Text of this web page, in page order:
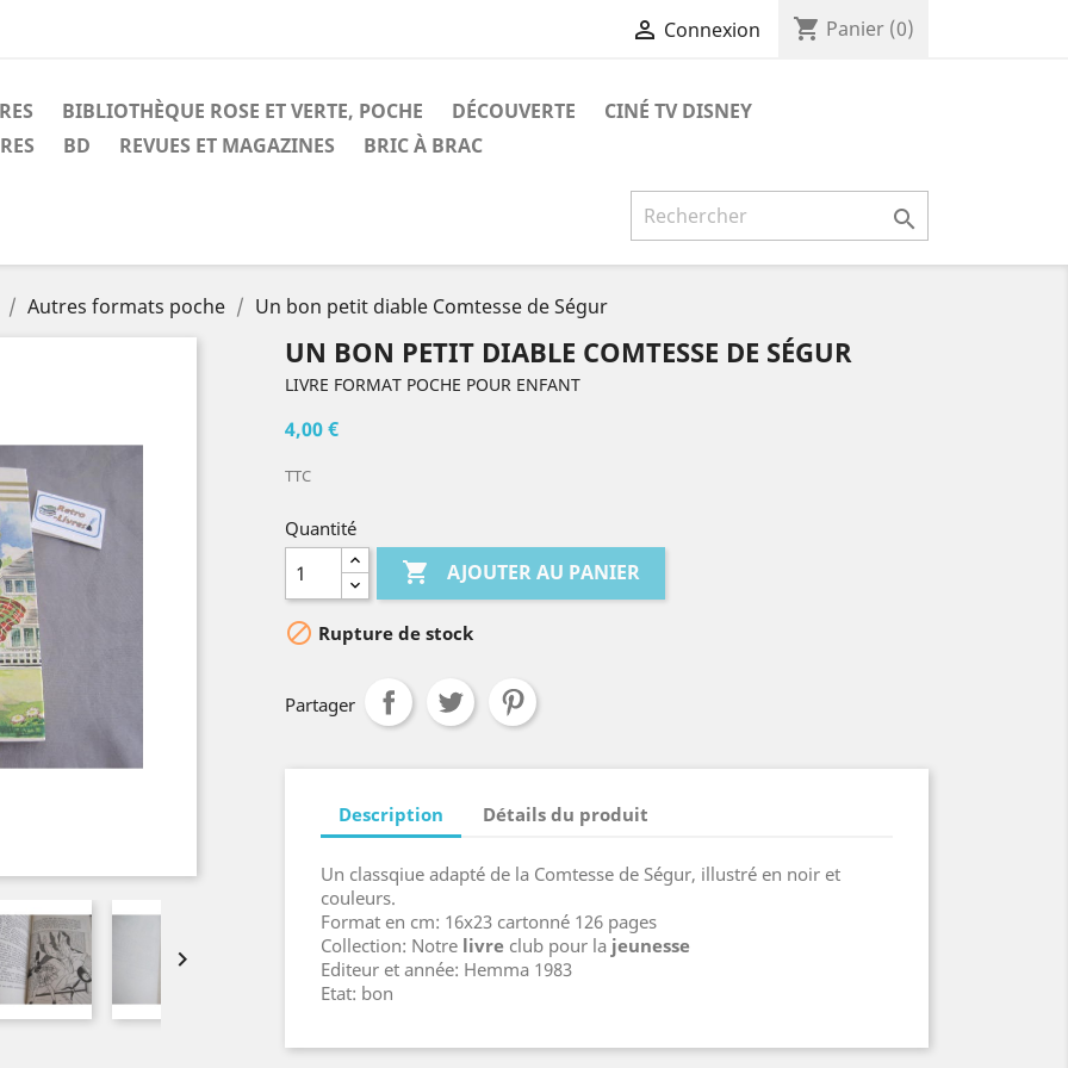
 Connexion shopping_cart Panier (0)
BIBLIOTHÈQUE ROSE ET VERTE, POCHE DÉCOUVERTE
CINÉ TV DISNEY
BD REVUES ET MAGAZINES BRIC À BRAC

Autres formats poche Un bon petit diable Comtesse de Ségur

UN BON PETIT DIABLE COMTESSE DE SÉGUR
LIVRE FORMAT POCHE POUR ENFANT
4,00 €
TTC
Quantité
 AJOUTER AU PANIER
 Rupture de stock
Partager
Description Détails du produit
Un classqiue adapté de la Comtesse de Ségur, illustré en noir et
couleurs.
Format en cm: 16x23 cartonné 126 pages
Collection: Notre livre club pour la jeunesse
Editeur et année: Hemma 1983
Etat: bon